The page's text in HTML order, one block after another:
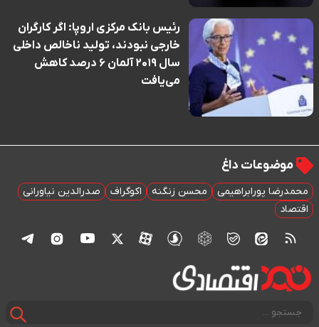
رئیس بانک مرکزی اروپا: اگر کارگران
خارجی نبودند، تولید ناخالص داخلی
سال ۲۰۱۹ آلمان ۶ درصد کاهش
می‌یافت
موضوعات داغ
محمدرضا پورابراهیمی محسن زنگنه اکوگراف
صدرالدین نیاورانی
اقتصاد